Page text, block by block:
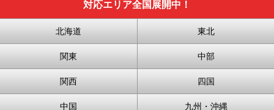
対応エリア全国展開中！
北海道 東北
関東 中部
関西 四国
中国 九州・沖縄